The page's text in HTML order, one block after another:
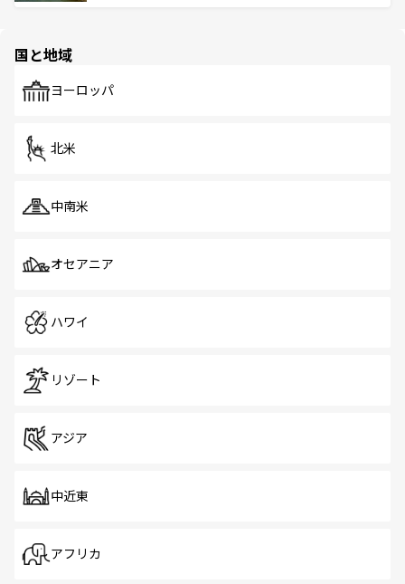
で、ホーカーズは地元の風情を楽しめる外せないスポット
国と地域
ヨーロッパ
北米
中南米
オセアニア
ハワイ
リゾート
アジア
中近東
アフリカ